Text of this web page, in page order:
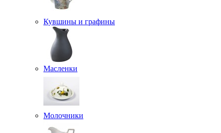
Кувшины и графины
Масленки
Молочники